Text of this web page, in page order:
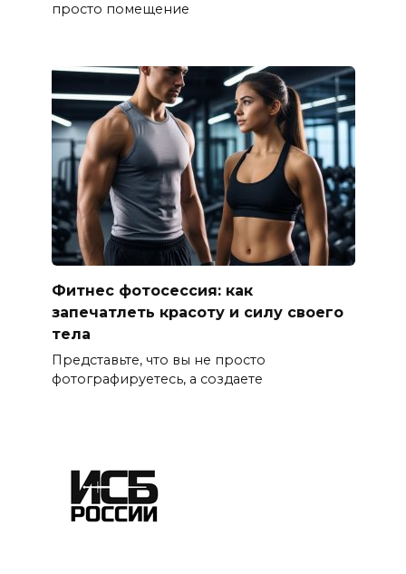
просто помещение
Фитнес фотосессия: как
запечатлеть красоту и силу своего
тела
Представьте, что вы не просто
фотографируетесь, а создаете